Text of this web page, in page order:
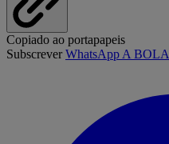
Copiado ao portapapeis
SubscreverWhatsApp A BOLA